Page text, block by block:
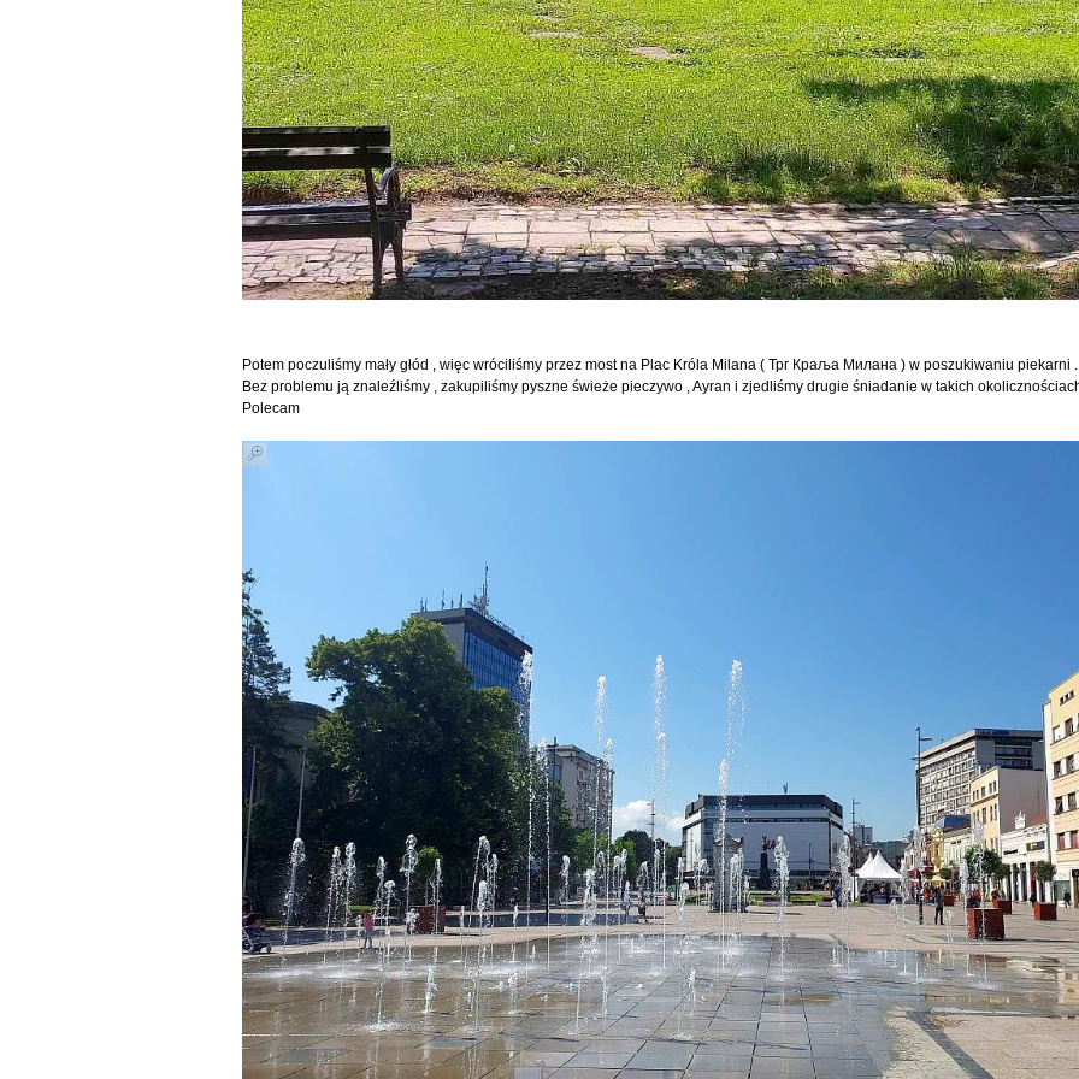
Potem poczuliśmy mały głód , więc wróciliśmy przez most na Plac Króla Milana ( Трг Краља Милана ) w poszukiwaniu piekarni .
Bez problemu ją znaleźliśmy , zakupiliśmy pyszne świeże pieczywo , Ayran i zjedliśmy drugie śniadanie w takich
Polecam